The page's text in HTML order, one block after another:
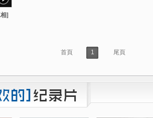
]
首頁 1 尾頁